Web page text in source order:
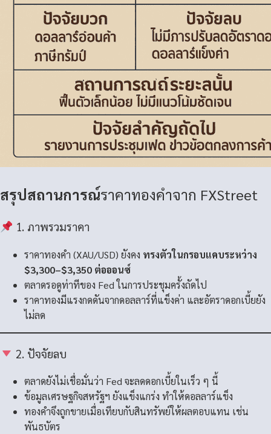
สรุปสถานการณ์ราคาทองคำจาก FXStreet
1. ภาพรวมราคา
ราคาทองคำ (XAU/USD) ยังคง ทรงตัวในกรอบแคบระหว่าง
$3,300–$3,350 ต่อออนซ์
ตลาดรอดูท่าทีของ Fed ในการประชุมครั้งถัดไป
ราคาทองมีแรงกดดันจากดอลลาร์ที่แข็งค่า และอัตราดอกเบี้ยยัง
ไม่ลด
2. ปัจจัยลบ
ตลาดยังไม่เชื่อมั่นว่า Fed จะลดดอกเบี้ยในเร็ว ๆ นี้
ข้อมูลเศรษฐกิจสหรัฐฯ ยังแข็งแกร่ง ทำให้ดอลลาร์แข็ง
ทองคำจึงถูกขายเมื่อเทียบกับสินทรัพย์ให้ผลตอบแทน เช่น
พันธบัตร